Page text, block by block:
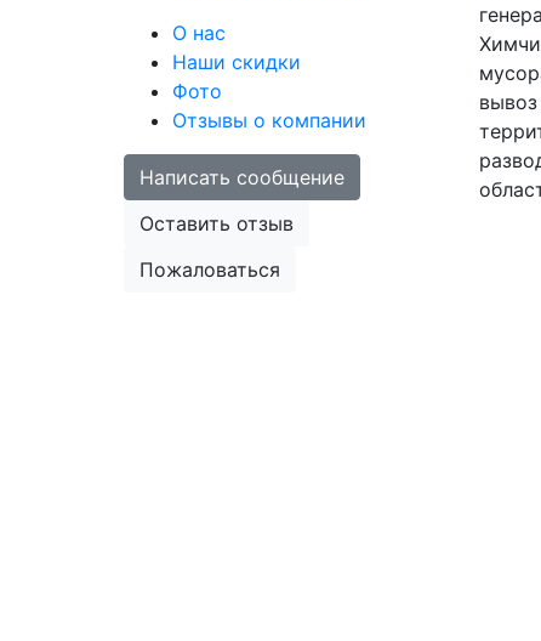
О нас
Наши скидки
Фото
Отзывы о компании
Написать сообщение
Оставить отзыв
Пожаловаться